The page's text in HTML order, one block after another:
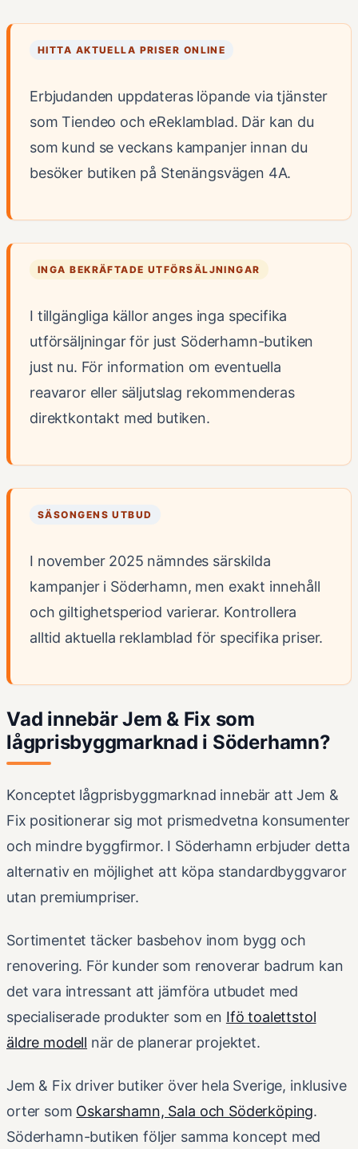
HITTA AKTUELLA PRISER ONLINE
Erbjudanden uppdateras löpande via tjänster
som Tiendeo och eReklamblad. Där kan du
som kund se veckans kampanjer innan du
besöker butiken på Stenängsvägen 4A.
INGA BEKRÄFTADE UTFÖRSÄLJNINGAR
I tillgängliga källor anges inga specifika
utförsäljningar för just Söderhamn-butiken
just nu. För information om eventuella
reavaror eller säljutslag rekommenderas
direktkontakt med butiken.
SÄSONGENS UTBUD
I november 2025 nämndes särskilda
kampanjer i Söderhamn, men exakt innehåll
och giltighetsperiod varierar. Kontrollera
alltid aktuella reklamblad för specifika priser.
Vad innebär Jem & Fix som
lågprisbyggmarknad i Söderhamn?
Konceptet lågprisbyggmarknad innebär att Jem &
Fix positionerar sig mot prismedvetna konsumenter
och mindre byggfirmor. I Söderhamn erbjuder detta
alternativ en möjlighet att köpa standardbyggvaror
utan premiumpriser.
Sortimentet täcker basbehov inom bygg och
renovering. För kunder som renoverar badrum kan
det vara intressant att jämföra utbudet med
specialiserade produkter som en Ifö toalettstol
äldre modell när de planerar projektet.
Jem & Fix driver butiker över hela Sverige, inklusive
orter som Oskarshamn, Sala och Söderköping.
Söderhamn-butiken följer samma koncept med